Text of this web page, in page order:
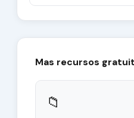
Mas recursos
📁